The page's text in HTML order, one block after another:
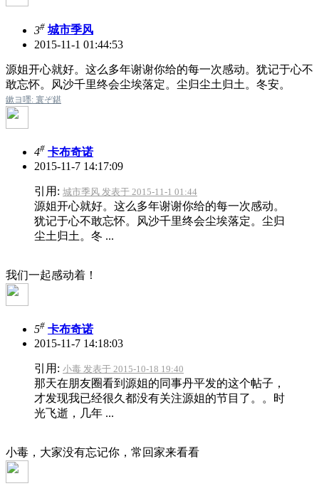
3# 城市季风
2015-11-1 01:44:53
源姐开心就好。这么多年谢谢你给的每一次感动。犹记于心不
敢忘怀。风沙千里终会尘埃落定。尘归尘土归土。冬安。
鏉ヨ嚜: 寰ぞ鍖
4# 卡布奇诺
2015-11-7 14:17:09
引用: 城市季风 发表于 2015-11-1 01:44
源姐开心就好。这么多年谢谢你给的每一次感动。
犹记于心不敢忘怀。风沙千里终会尘埃落定。尘归
尘土归土。冬 ...
我们一起感动着！
5# 卡布奇诺
2015-11-7 14:18:03
引用: 小毒 发表于 2015-10-18 19:40
那天在朋友圈看到源姐的同事丹平发的这个帖子，
才发现我已经很久都没有关注源姐的节目了。。时
光飞逝，几年 ...
小毒，大家没有忘记你，常回家来看看